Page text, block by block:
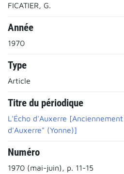
FICATIER, G.
Année
1970
Type
Article
Titre du périodique
L'Écho d'Auxerre
d'Auxerre" (Yonne)]
Numéro
1970 (mai-juin), p. 11-15